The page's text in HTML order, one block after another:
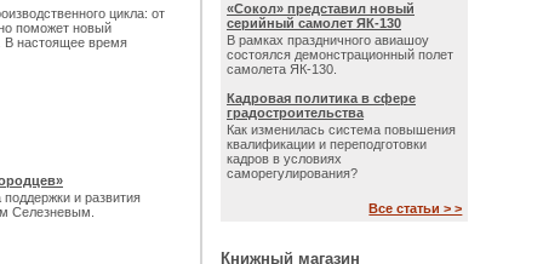
цикла: от
поможет новый
В настоящее время
и развития
Селезневым.
«Сокол» представил новый
серийный самолет ЯК-130
В рамках праздничного авиашоу
состоялся демонстрационный полет
самолета ЯК-130.
Кадровая политика в сфере
градостроительства
Как изменилась система повышения
квалификации и переподготовки
кадров в условиях
саморегулирования?
Все статьи > >
Книжный магазин